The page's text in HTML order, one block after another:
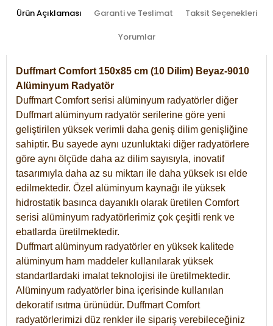
Ürün Açıklaması Garanti ve Teslimat Taksit Seçenekleri
Yorumlar
Duffmart Comfort 150x85 cm (10 Dilim) Beyaz-9010
Alüminyum Radyatör
Duffmart Comfort serisi alüminyum radyatörler diğer
Duffmart alüminyum radyatör serilerine göre yeni
geliştirilen yüksek verimli daha geniş dilim genişliğine
sahiptir. Bu sayede aynı uzunluktaki diğer radyatörlere
göre aynı ölçüde daha az dilim sayısıyla, inovatif
tasarımıyla daha az su miktarı ile daha yüksek ısı elde
edilmektedir. Özel alüminyum kaynağı ile yüksek
hidrostatik basınca dayanıklı olarak üretilen Comfort
serisi alüminyum radyatörlerimiz çok çeşitli renk ve
ebatlarda üretilmektedir.
Duffmart alüminyum radyatörler en yüksek kalitede
alüminyum ham maddeler kullanılarak yüksek
standartlardaki imalat teknolojisi ile üretilmektedir.
Alüminyum radyatörler bina içerisinde kullanılan
dekoratif ısıtma ürünüdür. Duffmart Comfort
radyatörlerimizi düz renkler ile sipariş verebileceğiniz